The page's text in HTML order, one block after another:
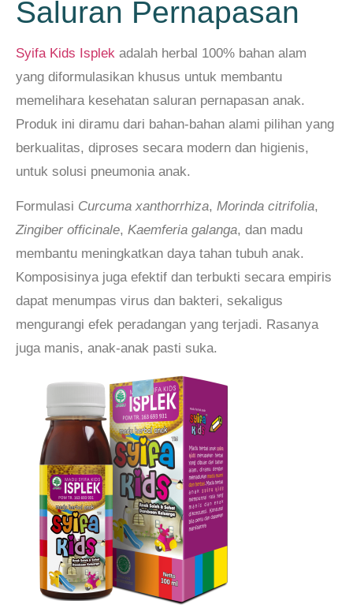
Saluran Pernapasan
Syifa Kids Isplek adalah herbal 100% bahan alam
yang diformulasikan khusus untuk membantu
memelihara kesehatan saluran pernapasan anak.
Produk ini diramu dari bahan-bahan alami pilihan yang
berkualitas, diproses secara modern dan higienis,
untuk solusi pneumonia anak.
Formulasi Curcuma xanthorrhiza, Morinda citrifolia,
Zingiber officinale, Kaemferia galanga, dan madu
membantu meningkatkan daya tahan tubuh anak.
Komposisinya juga efektif dan terbukti secara empiris
dapat menumpas virus dan bakteri, sekaligus
mengurangi efek peradangan yang terjadi. Rasanya
juga manis, anak-anak pasti suka.